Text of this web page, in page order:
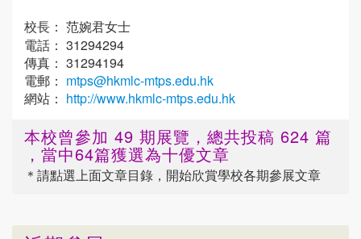
校長： 范婉君女士
電話： 31294294
傳真： 31294194
電郵： mtps@hkmlc-mtps.edu.hk
網站： http://www.hkmlc-mtps.edu.hk
本校曾參加 49 期展覽，總共投稿 624 篇
，當中64篇獲選為十優文章
＊請點選上面文章目錄，開始欣賞學校各期參展文章